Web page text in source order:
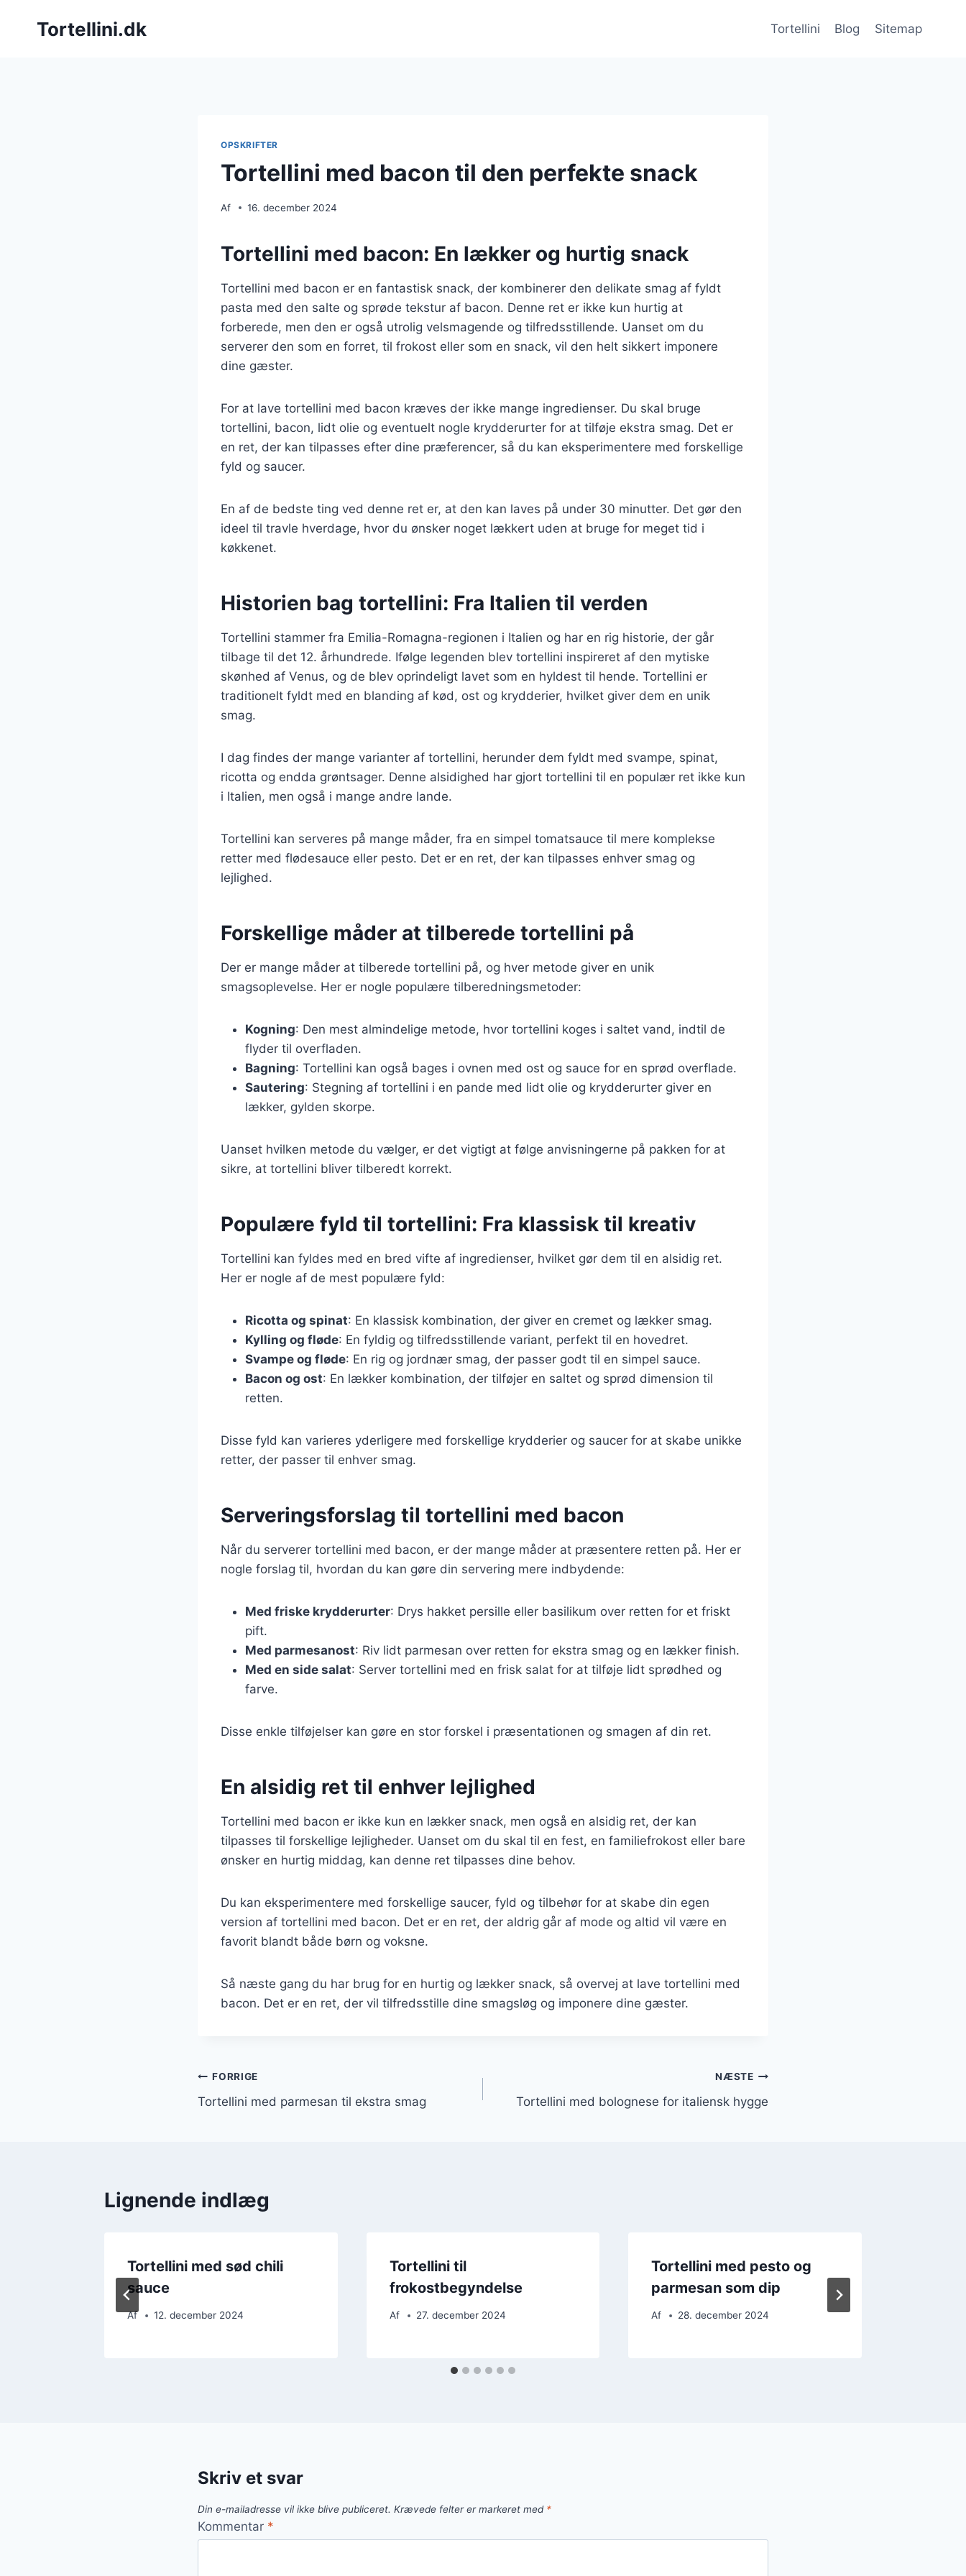
Tortellini.dk Tortellini Blog Sitemap
OPSKRIFTER
Tortellini med bacon til den perfekte snack
Af 16. december 2024
Tortellini med bacon: En lækker og hurtig snack
Tortellini med bacon er en fantastisk snack, der kombinerer den delikate smag af fyldt
pasta med den salte og sprøde tekstur af bacon. Denne ret er ikke kun hurtig at
forberede, men den er også utrolig velsmagende og tilfredsstillende. Uanset om du
serverer den som en forret, til frokost eller som en snack, vil den helt sikkert imponere
dine gæster.
For at lave tortellini med bacon kræves der ikke mange ingredienser. Du skal bruge
tortellini, bacon, lidt olie og eventuelt nogle krydderurter for at tilføje ekstra smag. Det er
en ret, der kan tilpasses efter dine præferencer, så du kan eksperimentere med forskellige
fyld og saucer.
En af de bedste ting ved denne ret er, at den kan laves på under 30 minutter. Det gør den
ideel til travle hverdage, hvor du ønsker noget lækkert uden at bruge for meget tid i
køkkenet.
Historien bag tortellini: Fra Italien til verden
Tortellini stammer fra Emilia-Romagna-regionen i Italien og har en rig historie, der går
tilbage til det 12. århundrede. Ifølge legenden blev tortellini inspireret af den mytiske
skønhed af Venus, og de blev oprindeligt lavet som en hyldest til hende. Tortellini er
traditionelt fyldt med en blanding af kød, ost og krydderier, hvilket giver dem en unik
smag.
I dag findes der mange varianter af tortellini, herunder dem fyldt med svampe, spinat,
ricotta og endda grøntsager. Denne alsidighed har gjort tortellini til en populær ret ikke kun
i Italien, men også i mange andre lande.
Tortellini kan serveres på mange måder, fra en simpel tomatsauce til mere komplekse
retter med flødesauce eller pesto. Det er en ret, der kan tilpasses enhver smag og
lejlighed.
Forskellige måder at tilberede tortellini på
Der er mange måder at tilberede tortellini på, og hver metode giver en unik
smagsoplevelse. Her er nogle populære tilberedningsmetoder:
Kogning: Den mest almindelige metode, hvor tortellini koges i saltet vand, indtil de
flyder til overfladen.
Bagning: Tortellini kan også bages i ovnen med ost og sauce for en sprød overflade.
Sautering: Stegning af tortellini i en pande med lidt olie og krydderurter giver en
lækker, gylden skorpe.
Uanset hvilken metode du vælger, er det vigtigt at følge anvisningerne på pakken for at
sikre, at tortellini bliver tilberedt korrekt.
Populære fyld til tortellini: Fra klassisk til kreativ
Tortellini kan fyldes med en bred vifte af ingredienser, hvilket gør dem til en alsidig ret.
Her er nogle af de mest populære fyld:
Ricotta og spinat: En klassisk kombination, der giver en cremet og lækker smag.
Kylling og fløde: En fyldig og tilfredsstillende variant, perfekt til en hovedret.
Svampe og fløde: En rig og jordnær smag, der passer godt til en simpel sauce.
Bacon og ost: En lækker kombination, der tilføjer en saltet og sprød dimension til
retten.
Disse fyld kan varieres yderligere med forskellige krydderier og saucer for at skabe unikke
retter, der passer til enhver smag.
Serveringsforslag til tortellini med bacon
Når du serverer tortellini med bacon, er der mange måder at præsentere retten på. Her er
nogle forslag til, hvordan du kan gøre din servering mere indbydende:
Med friske krydderurter: Drys hakket persille eller basilikum over retten for et friskt
pift.
Med parmesanost: Riv lidt parmesan over retten for ekstra smag og en lækker finish.
Med en side salat: Server tortellini med en frisk salat for at tilføje lidt sprødhed og
farve.
Disse enkle tilføjelser kan gøre en stor forskel i præsentationen og smagen af din ret.
En alsidig ret til enhver lejlighed
Tortellini med bacon er ikke kun en lækker snack, men også en alsidig ret, der kan
tilpasses til forskellige lejligheder. Uanset om du skal til en fest, en familiefrokost eller bare
ønsker en hurtig middag, kan denne ret tilpasses dine behov.
Du kan eksperimentere med forskellige saucer, fyld og tilbehør for at skabe din egen
version af tortellini med bacon. Det er en ret, der aldrig går af mode og altid vil være en
favorit blandt både børn og voksne.
Så næste gang du har brug for en hurtig og lækker snack, så overvej at lave tortellini med
bacon. Det er en ret, der vil tilfredsstille dine smagsløg og imponere dine gæster.
Indlægsnavigation
FORRIGE
Tortellini med parmesan til ekstra smag
NÆSTE
Tortellini med bolognese for italiensk hygge
Lignende indlæg
Tortellini med sød chili
sauce
Af 12. december 2024
Tortellini til
frokostbegyndelse
Af 27. december 2024
Tortellini med pesto og
parmesan som dip
Af 28. december 2024
Skriv et svar
Din e-mailadresse vil ikke blive publiceret. Krævede felter er markeret med *
Kommentar *